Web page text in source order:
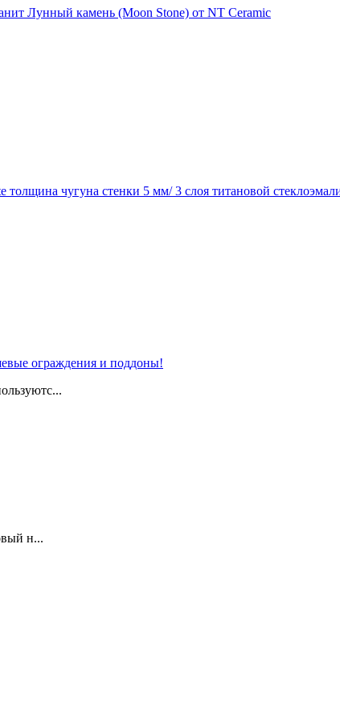
Лунный камень (Moon Stone) от NT Ceramic
чугуна стенки 5 мм/ 3 слоя титановой
ограждения и поддоны!
н...